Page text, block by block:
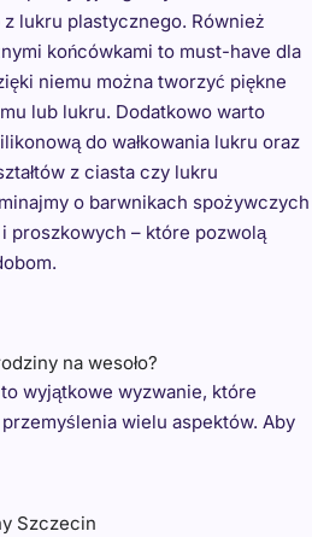
lukru plastycznego. Również
końcówkami to must-have dla
niemu można tworzyć piękne
lub lukru. Dodatkowo warto
do wałkowania lukru oraz
z ciasta czy lukru
o barwnikach spożywczych
proszkowych – które pozwolą
na wesoło?
wyjątkowe wyzwanie, które
wielu aspektów. Aby
Szczecin